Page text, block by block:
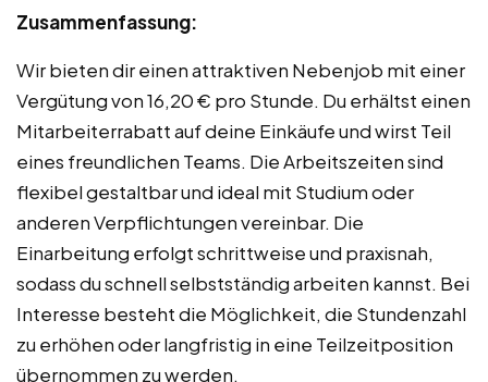
Zusammenfassung:
Wir bieten dir einen attraktiven Nebenjob mit einer
Vergütung von 16,20 € pro Stunde. Du erhältst einen
Mitarbeiterrabatt auf deine Einkäufe und wirst Teil
eines freundlichen Teams. Die Arbeitszeiten sind
flexibel gestaltbar und ideal mit Studium oder
anderen Verpflichtungen vereinbar. Die
Einarbeitung erfolgt schrittweise und praxisnah,
sodass du schnell selbstständig arbeiten kannst. Bei
Interesse besteht die Möglichkeit, die Stundenzahl
zu erhöhen oder langfristig in eine Teilzeitposition
übernommen zu werden.